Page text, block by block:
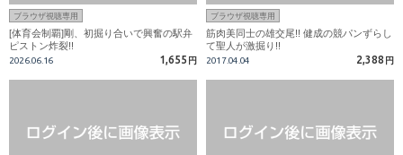
ブラウザ視聴専用
[体育会制覇]剛、初掘り合いで興奮の駅弁
ピストン炸裂!!
2026.06.16 1,655 円
ブラウザ視聴専用
筋肉美同士の雄交尾!! 健成の競パンずらし
て聖人が激掘り!!
2017.04.04 2,388 円